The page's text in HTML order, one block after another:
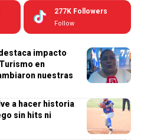
277K Followers
Follow
impacto
en
nuestras
a hacer historia
sin hits ni